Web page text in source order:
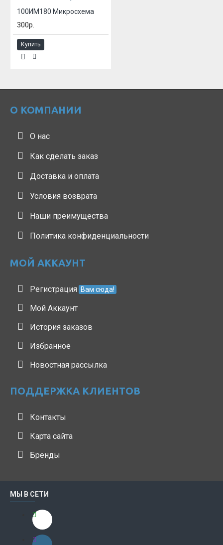
100ИМ180 Микросхема
300р.
Купить
О КОМПАНИИ
О нас
Как сделать заказ
Доставка и оплата
Условия возврата
Наши преимущества
Политика конфиденциальности
МОЙ АККАУНТ
Регистрация Вам сюда!
Мой Аккаунт
История заказов
Избранное
Новостная рассылка
ПОДДЕРЖКА КЛИЕНТОВ
Контакты
Карта сайта
Бренды
МЫ В СЕТИ